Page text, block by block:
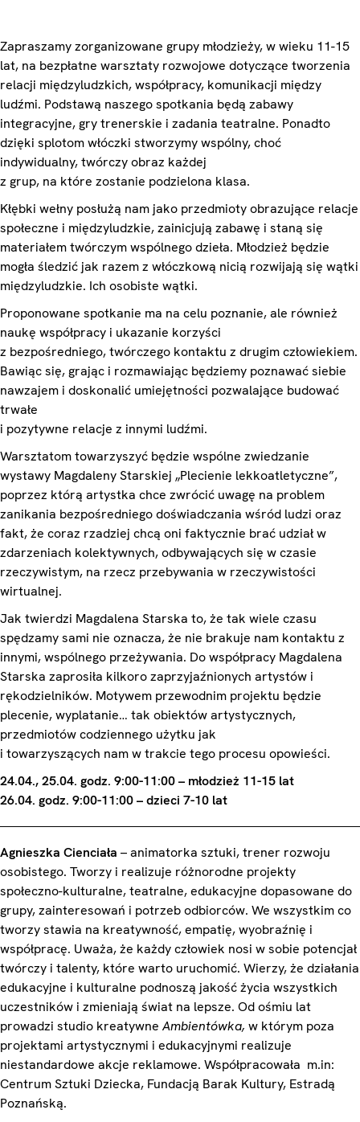
Zapraszamy zorganizowane grupy młodzieży, w wieku 11-15
lat, na bezpłatne warsztaty rozwojowe dotyczące tworzenia
relacji międzyludzkich, współpracy, komunikacji między
ludźmi. Podstawą naszego spotkania będą zabawy
integracyjne, gry trenerskie i zadania teatralne. Ponadto
dzięki splotom włóczki stworzymy wspólny, choć
indywidualny, twórczy obraz każdej
z grup, na które zostanie podzielona klasa.
Kłębki wełny posłużą nam jako przedmioty obrazujące relacje
społeczne i międzyludzkie, zainicjują zabawę i staną się
materiałem twórczym wspólnego dzieła. Młodzież będzie
mogła śledzić jak razem z włóczkową nicią rozwijają się wątki
międzyludzkie. Ich osobiste wątki.
Proponowane spotkanie ma na celu poznanie, ale również
naukę współpracy i ukazanie korzyści
z bezpośredniego, twórczego kontaktu z drugim człowiekiem.
Bawiąc się, grając i rozmawiając będziemy poznawać siebie
nawzajem i doskonalić umiejętności pozwalające budować
trwałe
i pozytywne relacje z innymi ludźmi.
Warsztatom towarzyszyć będzie wspólne zwiedzanie
wystawy Magdaleny Starskiej „Plecienie lekkoatletyczne”,
poprzez którą artystka chce zwrócić uwagę na problem
zanikania bezpośredniego doświadczania wśród ludzi oraz
fakt, że coraz rzadziej chcą oni faktycznie brać udział w
zdarzeniach kolektywnych, odbywających się w czasie
rzeczywistym, na rzecz przebywania w rzeczywistości
wirtualnej.
Jak twierdzi Magdalena Starska to, że tak wiele czasu
spędzamy sami nie oznacza, że nie brakuje nam kontaktu z
innymi, wspólnego przeżywania. Do współpracy Magdalena
Starska zaprosiła kilkoro zaprzyjaźnionych artystów i
rękodzielników. Motywem przewodnim projektu będzie
plecenie, wyplatanie… tak obiektów artystycznych,
przedmiotów codziennego użytku jak
i towarzyszących nam w trakcie tego procesu opowieści.
24.04., 25.04. godz. 9:00-11:00 – młodzież 11-15 lat
26.04. godz. 9:00-11:00 – dzieci 7-10 lat
Agnieszka Cienciała – animatorka sztuki, trener rozwoju
osobistego. Tworzy i realizuje różnorodne projekty
społeczno-kulturalne, teatralne, edukacyjne dopasowane do
grupy, zainteresowań i potrzeb odbiorców. We wszystkim co
tworzy stawia na kreatywność, empatię, wyobraźnię i
współpracę. Uważa, że każdy człowiek nosi w sobie potencjał
twórczy i talenty, które warto uruchomić. Wierzy, że działania
edukacyjne i kulturalne podnoszą jakość życia wszystkich
uczestników i zmieniają świat na lepsze. Od ośmiu lat
prowadzi studio kreatywne Ambientówka, w którym poza
projektami artystycznymi i edukacyjnymi realizuje
niestandardowe akcje reklamowe. Współpracowała m.in:
Centrum Sztuki Dziecka, Fundacją Barak Kultury, Estradą
Poznańską.